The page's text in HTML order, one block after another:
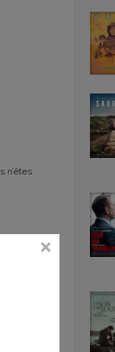
n’êtes